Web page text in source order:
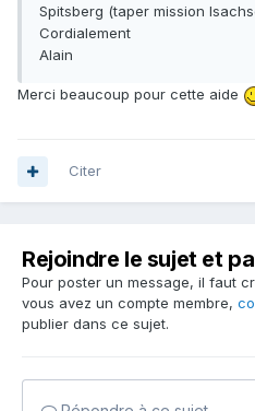
Spitsberg (taper mission
Cordialement
Alain
Merci beaucoup pour cette aide
Citer
Rejoindre le sujet et
Pour poster un message, il faut
vous avez un compte membre,
publier dans ce sujet.